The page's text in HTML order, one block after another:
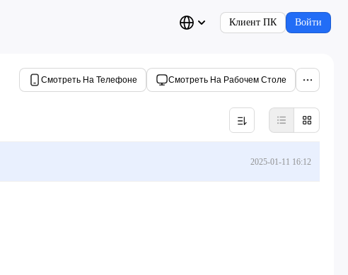
Клиент ПК Войти
Смотреть На Телефоне Смотреть На Рабочем Столе
2025-01-11 16:12